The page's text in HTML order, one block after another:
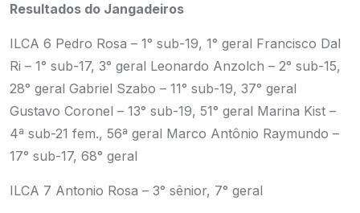
Resultados do Jangadeiros
ILCA 6 Pedro Rosa – 1° sub-19, 1° geral Francisco Dal
Ri – 1° sub-17, 3° geral Leonardo Anzolch – 2° sub-15,
28° geral Gabriel Szabo – 11° sub-19, 37° geral
Gustavo Coronel – 13° sub-19, 51° geral Marina Kist –
4ª sub-21 fem., 56ª geral Marco Antônio Raymundo –
17° sub-17, 68° geral
ILCA 7 Antonio Rosa – 3° sênior, 7° geral